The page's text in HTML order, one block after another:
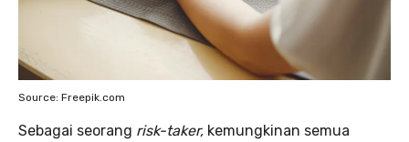
Source: Freepik.com
Sebagai seorang risk-taker, kemungkinan semua